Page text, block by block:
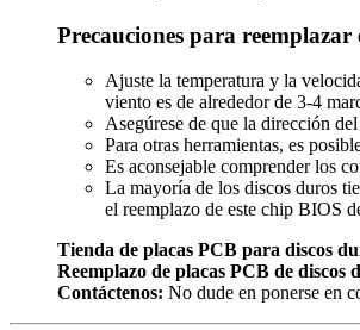
Precauciones para
Ajuste la temperatura y la
viento es de alrededor de 3-4
Asegúrese de que la dirección
Para otras herramientas, es
Es aconsejable comprender los
La mayoría de los discos duros
el reemplazo de este chip BIOS
Tienda de placas PCB para discos
Reemplazo de placas PCB de discos
Contáctenos: No dude en ponerse en